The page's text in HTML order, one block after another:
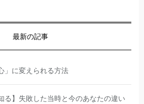
最新の記事
」に変えられる方法
る】失敗した当時と今のあなたの違い